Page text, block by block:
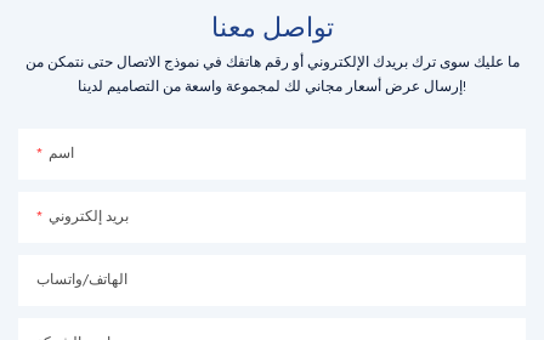
تواصل معنا
ما عليك سوى ترك بريدك الإلكتروني أو رقم هاتفك في نموذج الاتصال حتى نتمكن من
إرسال عرض أسعار مجاني لك لمجموعة واسعة من التصاميم لدينا!
اسم
بريد إلكتروني
الهاتف/واتساب